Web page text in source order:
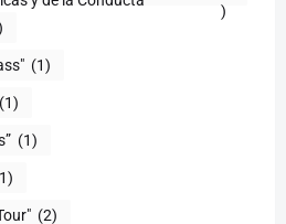
)
(1)
(1)
(1)
(2)